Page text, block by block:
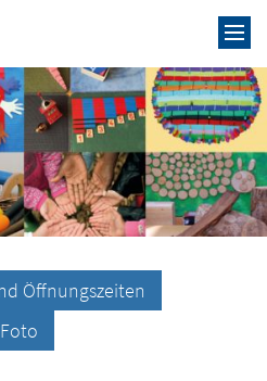
Öffnungszeiten
Foto